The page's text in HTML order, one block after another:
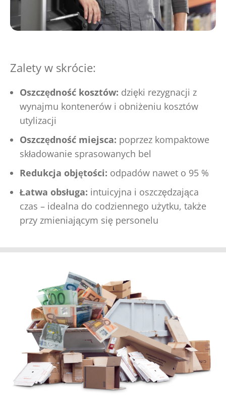
Zalety w skrócie:
Oszczędność kosztów: dzięki rezygnacji z
wynajmu kontenerów i obniżeniu kosztów
utylizacji
Oszczędność miejsca: poprzez kompaktowe
składowanie sprasowanych bel
Redukcja objętości: odpadów nawet o 95 %
Łatwa obsługa: intuicyjna i oszczędzająca
czas – idealna do codziennego użytku, także
przy zmieniającym się personelu